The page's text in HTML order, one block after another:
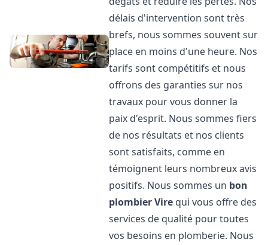
délais d'intervention sont très
brefs, nous sommes souvent sur
place en moins d'une heure. Nos
tarifs sont compétitifs et nous
offrons des garanties sur nos
travaux pour vous donner la
paix d'esprit. Nous sommes fiers
de nos résultats et nos clients
sont satisfaits, comme en
témoignent leurs nombreux avis
positifs. Nous sommes un bon
plombierVire qui vous offre des
services de qualité pour toutes
vos besoins en plomberie. Nous